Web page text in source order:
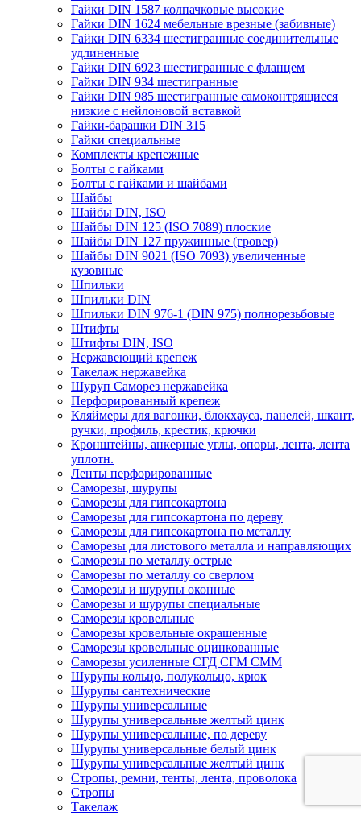
Гайки DIN 1587 колпачковые высокие
Гайки DIN 1624 мебельные врезные (забивные)
Гайки DIN 6334 шестигранные соединительные
удлиненные
Гайки DIN 6923 шестигранные с фланцем
Гайки DIN 934 шестигранные
Гайки DIN 985 шестигранные самоконтрящиеся
низкие с нейлоновой вставкой
Гайки-барашки DIN 315
Гайки специальные
Комплекты крепежные
Болты с гайками
Болты с гайками и шайбами
Шайбы
Шайбы DIN, ISO
Шайбы DIN 125 (ISO 7089) плоские
Шайбы DIN 127 пружинные (гровер)
Шайбы DIN 9021 (ISO 7093) увеличенные
кузовные
Шпильки
Шпильки DIN
Шпильки DIN 976-1 (DIN 975) полнорезьбовые
Штифты
Штифты DIN, ISO
Нержавеющий крепеж
Такелаж нержавейка
Шуруп Саморез нержавейка
Перфорированный крепеж
Кляймеры для вагонки, блокхауса, панелей, шкант,
ручки, профиль, крестик, крючки
Кронштейны, анкерные углы, опоры, лента, лента
уплотн.
Ленты перфорированные
Саморезы, шурупы
Саморезы для гипсокартона
Саморезы для гипсокартона по дереву
Саморезы для гипсокартона по металлу
Саморезы для листового металла и направляющих
Саморезы по металлу острые
Саморезы по металлу со сверлом
Саморезы и шурупы оконные
Саморезы и шурупы специальные
Саморезы кровельные
Саморезы кровельные окрашенные
Саморезы кровельные оцинкованные
Саморезы усиленные СГД СГМ СММ
Шурупы кольцо, полукольцо, крюк
Шурупы сантехнические
Шурупы универсальные
Шурупы универсальные желтый цинк
Шурупы универсальные, по дереву
Шурупы универсальные белый цинк
Шурупы универсальные желтый цинк
Стропы, ремни, тенты, лента, проволока
Стропы
Такелаж